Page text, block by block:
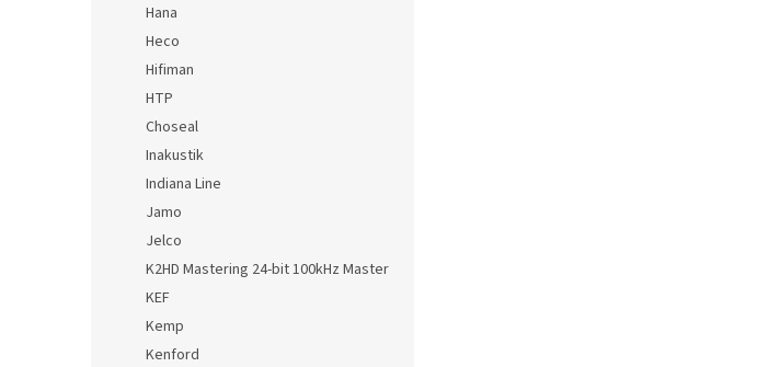
Hana
Heco
Hifiman
HTP
Choseal
Inakustik
Indiana Line
Jamo
Jelco
K2HD Mastering 24-bit 100kHz Master
KEF
Kemp
Kenford